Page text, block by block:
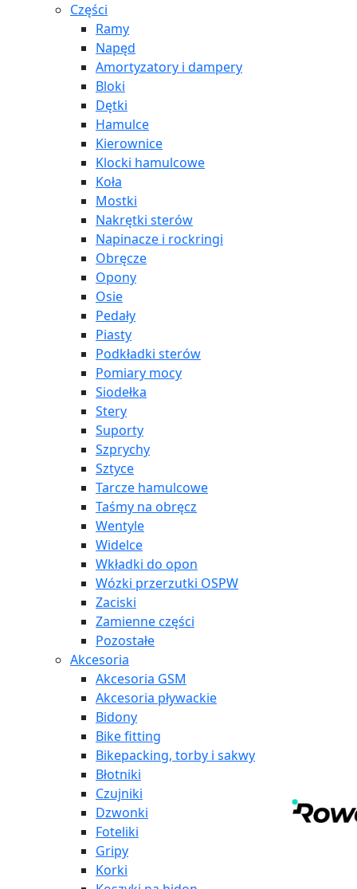
Części
Ramy
Napęd
Amortyzatory i dampery
Bloki
Dętki
Hamulce
Kierownice
Klocki hamulcowe
Koła
Mostki
Nakrętki sterów
Napinacze i rockringi
Obręcze
Opony
Osie
Pedały
Piasty
Podkładki sterów
Pomiary mocy
Siodełka
Stery
Suporty
Szprychy
Sztyce
Tarcze hamulcowe
Taśmy na obręcz
Wentyle
Widelce
Wkładki do opon
Wózki przerzutki OSPW
Zaciski
Zamienne części
Pozostałe
Akcesoria
Akcesoria GSM
Akcesoria pływackie
Bidony
Bike fitting
Bikepacking, torby i sakwy
Błotniki
Czujniki
Dzwonki
Foteliki
Gripy
Korki